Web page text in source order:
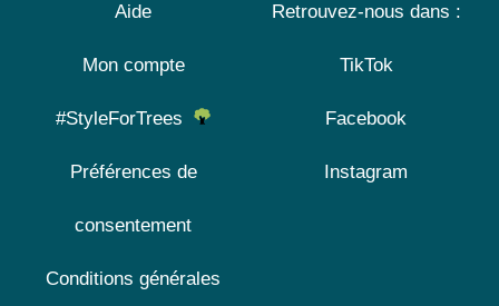
Aide
Mon compte
#StyleForTrees
Préférences de
consentement
Conditions générales
Retrouvez-nous dans :
TikTok
Facebook
Instagram